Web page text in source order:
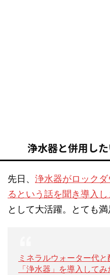
浄水器と併用し
先日、 浄水器がロック
るという話を聞き導入し
として大活躍。とても満
ミネラルウォーター代と
「浄水器」を導入してみ